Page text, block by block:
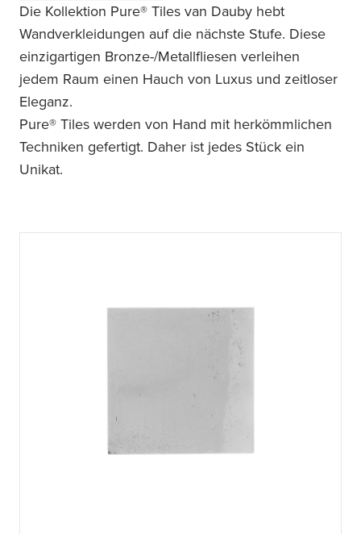
Die Kollektion Pure® Tiles van Dauby hebt
Wandverkleidungen auf die nächste Stufe. Diese
einzigartigen Bronze-/Metallfliesen verleihen
jedem Raum einen Hauch von Luxus und zeitloser
Eleganz.
Pure® Tiles werden von Hand mit herkömmlichen
Techniken gefertigt. Daher ist jedes Stück ein
Unikat.